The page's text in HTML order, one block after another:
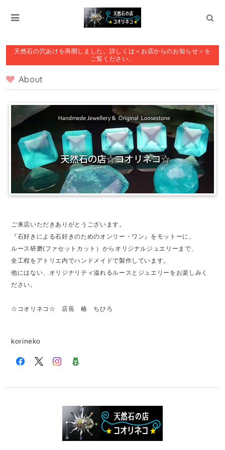
天然石の穴あけを再開しました。詳しくは＜お店からのお知らせ＞を
ご覧ください。
About
ご来店いただきありがとうございます。
『石好きによる石好きのためのオンリー・ワン』をモットーに、
ルース研磨(ファセットカット）からオリジナルジュエリーまで、
全工程をアトリエ内でハンドメイドで製作しています。
他にはない、オリジナリティ溢れるルースとジュエリーをお楽しみく
ださい。
☆コオリネコ☆ 店長 椿 ちひろ
korineko